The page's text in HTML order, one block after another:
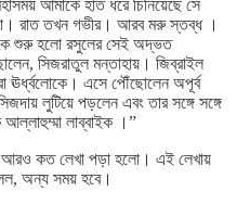
আমাকে হাত ধরে চিনিয়েছে সে
রাত তখন গভীর। আরব মরু স্তব্ধ ।
শুরু হলো রসুলের সেই অদ্ভত
সিজরাতুল মন্তাহায়। জিব্রাইল
ঊর্ধ্বলোকে। এসে পৌঁছোলেন অপূর্ব
লুটিয়ে পড়লেন এবং তার সঙ্গে সঙ্গে
আল্লাহুম্মা লাব্বাইক ।”
কত লেখা পড়া হলো। এই লেখায়
অন্য সময় হবে।